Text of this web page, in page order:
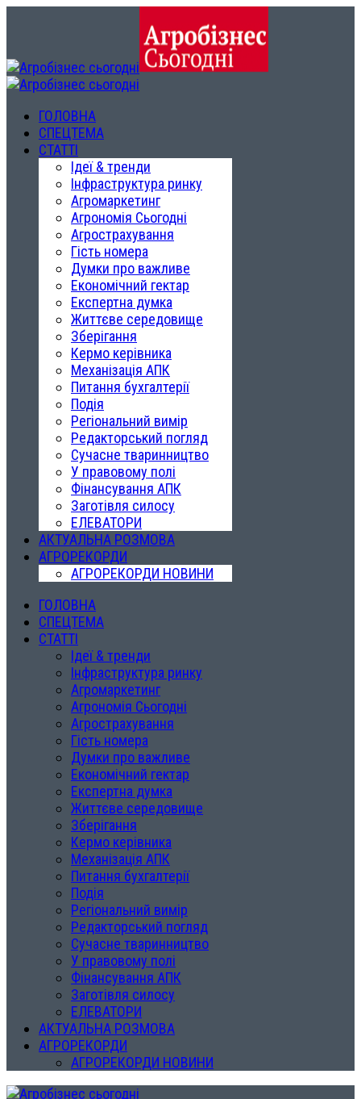
ГОЛОВНА
СПЕЦТЕМА
СТАТТІ
Ідеї & тренди
Інфраструктура ринку
Агромаркетинг
Агрономія Сьогодні
Агрострахування
Гість номера
Думки про важливе
Економічний гектар
Експертна думка
Життєве середовище
Зберігання
Кермо керівника
Механізація АПК
Питання бухгалтерії
Подія
Регіональний вимір
Редакторський погляд
Сучасне тваринництво
У правовому полі
Фінансування АПК
Заготівля силосу
ЕЛЕВАТОРИ
АКТУАЛЬНА РОЗМОВА
АГРОРЕКОРДИ
АГРОРЕКОРДИ НОВИНИ
ГОЛОВНА
СПЕЦТЕМА
СТАТТІ
Ідеї & тренди
Інфраструктура ринку
Агромаркетинг
Агрономія Сьогодні
Агрострахування
Гість номера
Думки про важливе
Економічний гектар
Експертна думка
Життєве середовище
Зберігання
Кермо керівника
Механізація АПК
Питання бухгалтерії
Подія
Регіональний вимір
Редакторський погляд
Сучасне тваринництво
У правовому полі
Фінансування АПК
Заготівля силосу
ЕЛЕВАТОРИ
АКТУАЛЬНА РОЗМОВА
АГРОРЕКОРДИ
АГРОРЕКОРДИ НОВИНИ